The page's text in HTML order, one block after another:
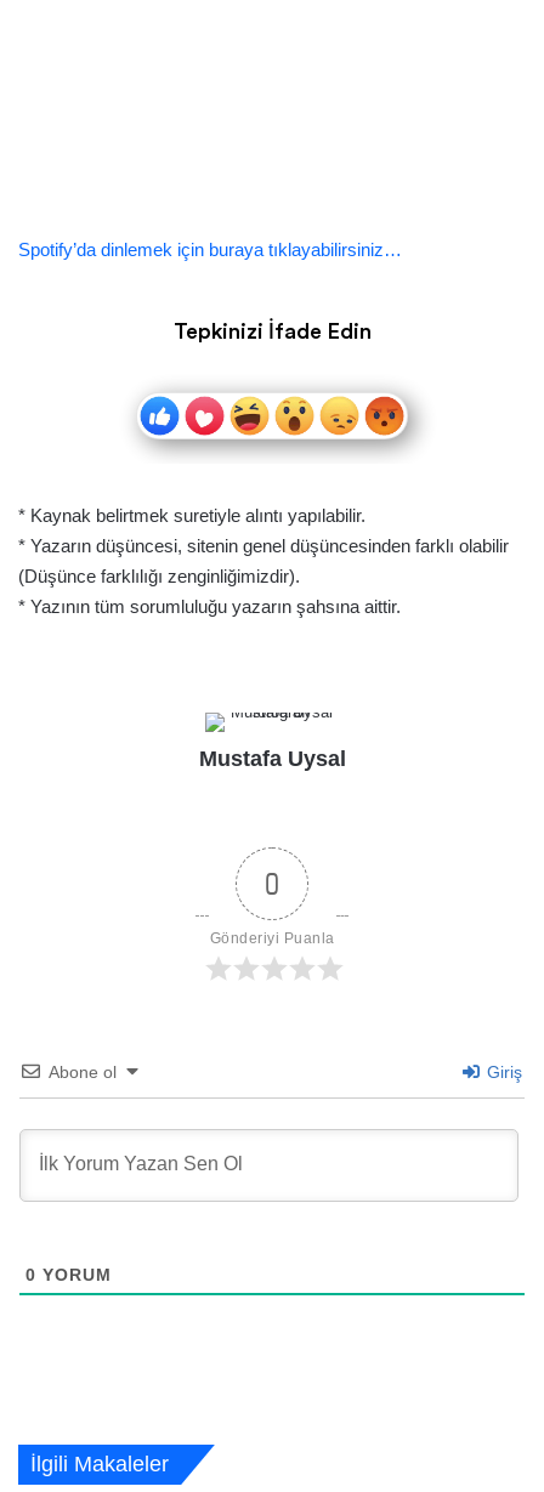
Spotify’da dinlemek için buraya tıklayabilirsiniz…
Tepkinizi İfade Edin
* Kaynak belirtmek suretiyle alıntı yapılabilir.
* Yazarın düşüncesi, sitenin genel düşüncesinden farklı olabilir
(Düşünce farklılığı zenginliğimizdir).
* Yazının tüm sorumluluğu yazarın şahsına aittir.
Mustafa Uysal
0
Gönderiyi Puanla
Abone ol Giriş
0 YORUM
İlgili Makaleler